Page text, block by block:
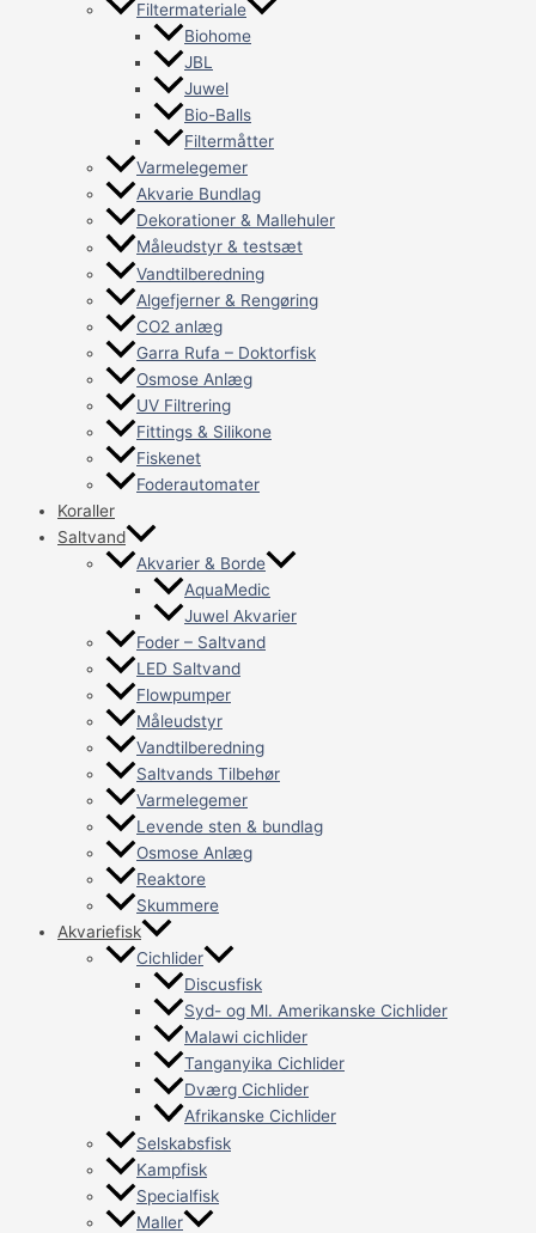
Filtermateriale
Biohome
JBL
Juwel
Bio-Balls
Filtermåtter
Varmelegemer
Akvarie Bundlag
Dekorationer & Mallehuler
Måleudstyr & testsæt
Vandtilberedning
Algefjerner & Rengøring
CO2 anlæg
Garra Rufa – Doktorfisk
Osmose Anlæg
UV Filtrering
Fittings & Silikone
Fiskenet
Foderautomater
Koraller
Saltvand
Akvarier & Borde
AquaMedic
Juwel Akvarier
Foder – Saltvand
LED Saltvand
Flowpumper
Måleudstyr
Vandtilberedning
Saltvands Tilbehør
Varmelegemer
Levende sten & bundlag
Osmose Anlæg
Reaktore
Skummere
Akvariefisk
Cichlider
Discusfisk
Syd- og Ml. Amerikanske Cichlider
Malawi cichlider
Tanganyika Cichlider
Dværg Cichlider
Afrikanske Cichlider
Selskabsfisk
Kampfisk
Specialfisk
Maller